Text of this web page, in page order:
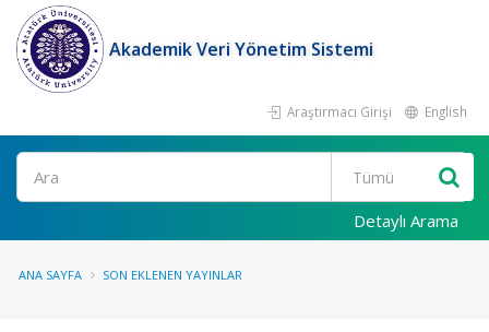
Akademik Veri Yönetim Sistemi
Araştırmacı Girişi English
Ara
Detaylı Arama
ANA SAYFA SON EKLENEN YAYINLAR